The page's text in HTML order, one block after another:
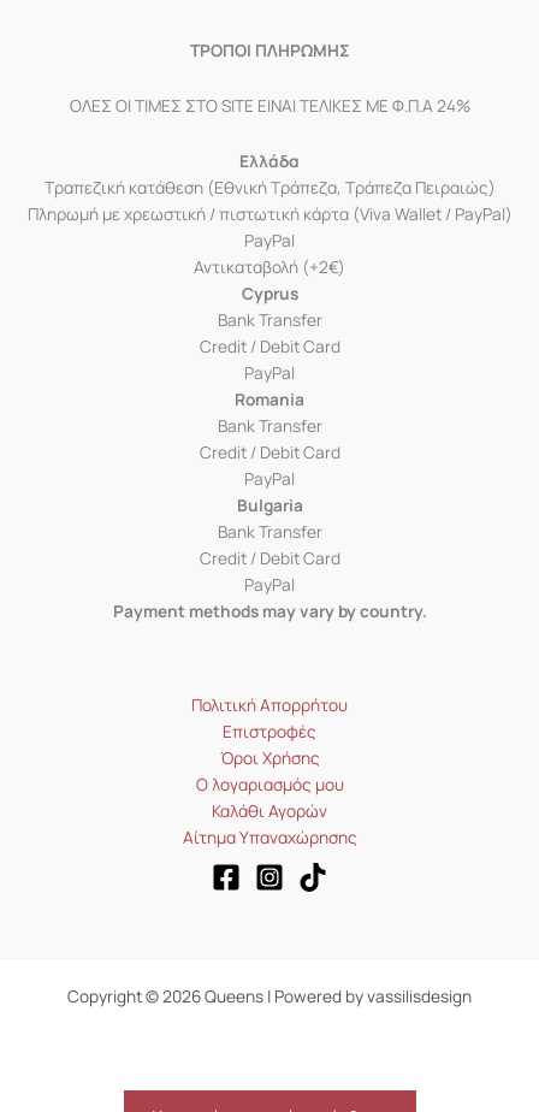
ΤΡΟΠΟΙ ΠΛΗΡΩΜΗΣ
ΟΛΕΣ ΟΙ ΤΙΜΕΣ ΣΤΟ SITE ΕΙΝΑΙ ΤΕΛΙΚΕΣ ΜΕ Φ.Π.Α 24%
Ελλάδα
Τραπεζική κατάθεση (Εθνική Τράπεζα, Τράπεζα Πειραιώς)
Πληρωμή με χρεωστική / πιστωτική κάρτα (Viva Wallet / PayPal)
PayPal
Αντικαταβολή (+2€)
Cyprus
Bank Transfer
Credit / Debit Card
PayPal
Romania
Bank Transfer
Credit / Debit Card
PayPal
Bulgaria
Bank Transfer
Credit / Debit Card
PayPal
Payment methods may vary by country.
Πολιτική Απορρήτου
Επιστροφές
Όροι Χρήσης
Ο λογαριασμός μου
Καλάθι Αγορών
Αίτημα Υπαναχώρησης
Copyright © 2026 Queens | Powered by vassilisdesign